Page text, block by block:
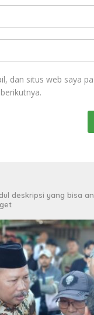
dan situs web saya
deskripsi yang bisa